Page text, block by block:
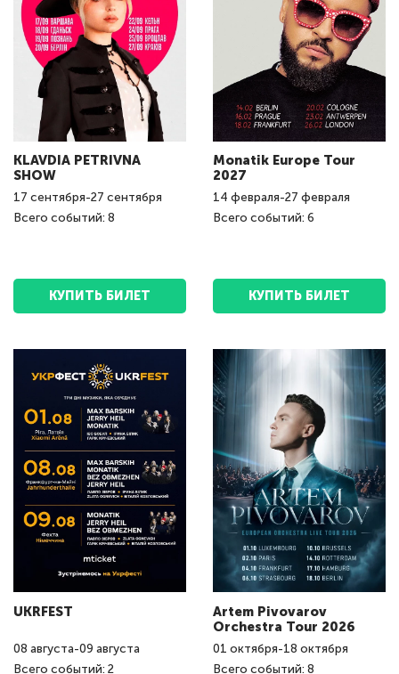
KLAVDIA PETRIVNA
SHOW
17 сентября-27 сентября
Всего событий: 8
КУПИТЬ БИЛЕТ
Monatik Europe Tour
2027
14 февраля-27 февраля
Всего событий: 6
КУПИТЬ БИЛЕТ
UKRFEST
08 августа-09 августа
Всего событий: 2
Artem Pivovarov
Orchestra Tour 2026
01 октября-18 октября
Всего событий: 8